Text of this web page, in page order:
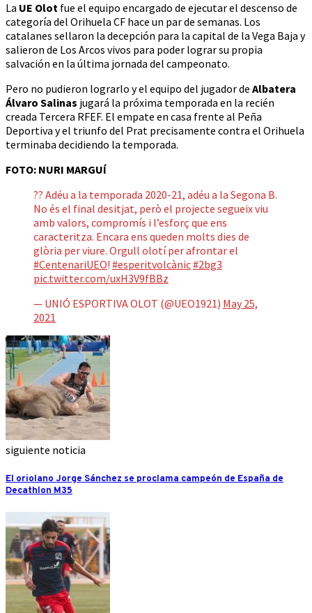
La UE Olot fue el equipo encargado de ejecutar el descenso de
categoría del Orihuela CF hace un par de semanas. Los
catalanes sellaron la decepción para la capital de la Vega Baja y
salieron de Los Arcos vivos para poder lograr su propia
salvación en la última jornada del campeonato.
Pero no pudieron lograrlo y el equipo del jugador de Albatera
Álvaro Salinas jugará la próxima temporada en la recién
creada Tercera RFEF. El empate en casa frente al Peña
Deportiva y el triunfo del Prat precisamente contra el Orihuela
terminaba decidiendo la temporada.
FOTO: NURI MARGUÍ
?? Adéu a la temporada 2020-21, adéu a la Segona B.
No és el final desitjat, però el projecte segueix viu
amb valors, compromís i l’esforç que ens
caracteritza. Encara ens queden molts dies de
glòria per viure. Orgull olotí per afrontar el
#CentenariUEO! #esperitvolcànic#2bg3
pic.twitter.com/uxH3V9fBBz
— UNIÓ ESPORTIVA OLOT (@UEO1921) May 25,
2021
siguiente noticia
El oriolano Jorge Sánchez se proclama campeón de España de
Decathlon M35